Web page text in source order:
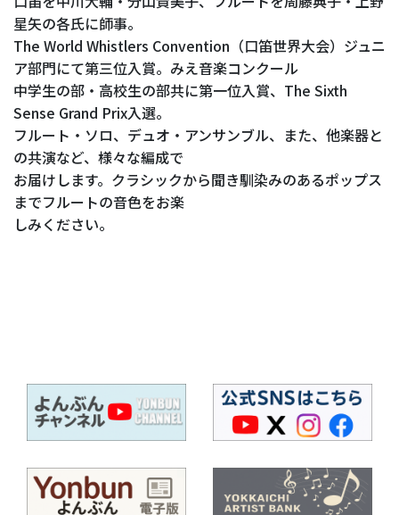
星矢の各氏に師事。
The World Whistlers Convention（口笛世界大会）ジュニ
ア部門にて第三位入賞。みえ音楽コンクール
中学生の部・高校生の部共に第一位入賞、The Sixth
Sense Grand Prix入選。
フルート・ソロ、デュオ・アンサンブル、また、他楽器と
の共演など、様々な編成で
お届けします。クラシックから聞き馴染みのあるポップス
までフルートの音色をお楽
しみください。